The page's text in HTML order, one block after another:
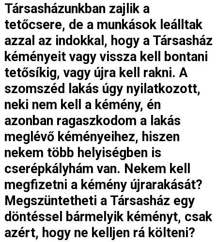
Társasházunkban zajlik a
tetőcsere, de a munkások leálltak
azzal az indokkal, hogy a Társasház
kéményeit vagy vissza kell bontani
tetősíkig, vagy újra kell rakni. A
szomszéd lakás úgy nyilatkozott,
neki nem kell a kémény, én
azonban ragaszkodom a lakás
meglévő kéményeihez, hiszen
nekem több helyiségben is
cserépkályhám van. Nekem kell
megfizetni a kémény újrarakását?
Megszüntetheti a Társasház egy
döntéssel bármelyik kéményt, csak
azért, hogy ne kelljen rá költeni?